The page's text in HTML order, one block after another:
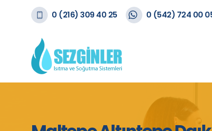
0 (216) 309 40 25 0 (542) 724 00